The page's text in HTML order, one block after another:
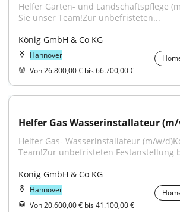
Helfer Garten- und Landschaftspflege
Sie unser Team!Zur unbefristeten...
König GmbH & Co KG
Hannover
Von 26.800,00 € bis 66.700,00 €
Helfer Gas Wasserinstallateur
Helfer Gas- Wasserinstallateur (m/w/
Team!Zur unbefristeten Festanstellung
König GmbH & Co KG
Hannover
Von 20.600,00 € bis 41.100,00 €